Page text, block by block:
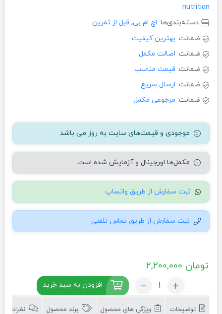
nutrition
دسته‌بندی‌ها: اچ ام بی, قبل از تمرین
ضمانت: بهترین کیفیت
ضمانت: اصالت مکمل
ضمانت: قیمت مناسب
ضمانت: ارسال سریع
ضمانت: مرجوعی مکمل
موجودی و قیمت‌های سایت به روز می باشد
مکمل‌ها اورجینال و آزمایش شده است
ثبت سفارش از طریق واتساپ
ثبت سفارش از طریق تماس تلفنی
تومان
تعداد:
افزودن به سبد خرید
توضیحات ویژگی های محصول برند محصول نظرات (0)